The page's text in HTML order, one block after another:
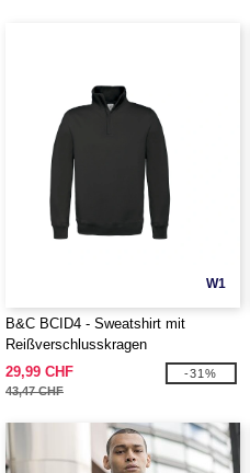
W1
B&C BCID4 - Sweatshirt mit
Reißverschlusskragen
29,99 CHF
43,47 CHF
-31%